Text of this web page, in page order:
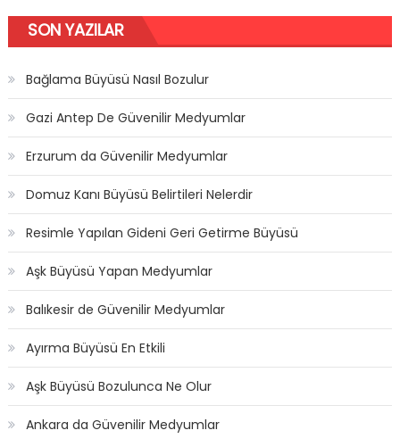
SON YAZILAR
Bağlama Büyüsü Nasıl Bozulur
Gazi Antep De Güvenilir Medyumlar
Erzurum da Güvenilir Medyumlar
Domuz Kanı Büyüsü Belirtileri Nelerdir
Resimle Yapılan Gideni Geri Getirme Büyüsü
Aşk Büyüsü Yapan Medyumlar
Balıkesir de Güvenilir Medyumlar
Ayırma Büyüsü En Etkili
Aşk Büyüsü Bozulunca Ne Olur
Ankara da Güvenilir Medyumlar